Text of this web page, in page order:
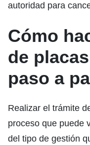
autoridad para
Cómo
de
paso a
Realizar el trámite
proceso que puede
del tipo de gestión